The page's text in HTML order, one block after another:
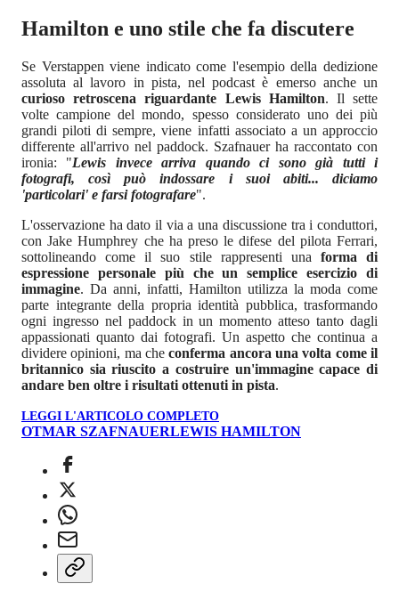
Hamilton e uno stile che fa discutere
Se Verstappen viene indicato come l'esempio della dedizione
assoluta al lavoro in pista, nel podcast è emerso anche un
curioso retroscena riguardante Lewis Hamilton. Il sette
volte campione del mondo, spesso considerato uno dei più
grandi piloti di sempre, viene infatti associato a un approccio
differente all'arrivo nel paddock. Szafnauer ha raccontato con
ironia: "Lewis invece arriva quando ci sono già tutti i
fotografi, così può indossare i suoi abiti... diciamo
'particolari' e farsi fotografare".
L'osservazione ha dato il via a una discussione tra i conduttori,
con Jake Humphrey che ha preso le difese del pilota Ferrari,
sottolineando come il suo stile rappresenti una forma di
espressione personale più che un semplice esercizio di
immagine. Da anni, infatti, Hamilton utilizza la moda come
parte integrante della propria identità pubblica, trasformando
ogni ingresso nel paddock in un momento atteso tanto dagli
appassionati quanto dai fotografi. Un aspetto che continua a
dividere opinioni, ma checonferma ancora una volta come il
britannico sia riuscito a costruire un'immagine capace di
andare ben oltre i risultati ottenuti in pista.
LEGGI L'ARTICOLO COMPLETO
OTMAR SZAFNAUERLEWIS HAMILTON